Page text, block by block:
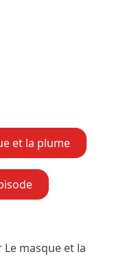
et la plume
masque et la